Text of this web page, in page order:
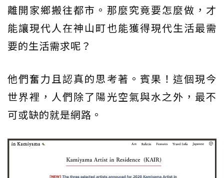
離開家鄉搬往都市。那麼究竟要怎麼做，才
能讓現代人在神山町也能獲得現代生活最需
要的生活需求呢？
他們奮力且認真的思考著。賓果！這個現今
世界裡，人們除了陽光空氣與水之外，最不
可或缺的就是網路。